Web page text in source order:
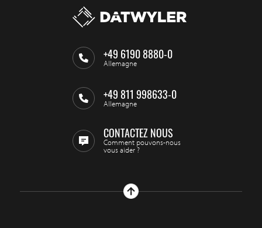
+49 6190 8880-0
Allemagne
+49 811 998633-0
Allemagne
CONTACTEZ NOUS
Comment pouvons-nous
vous aider ?